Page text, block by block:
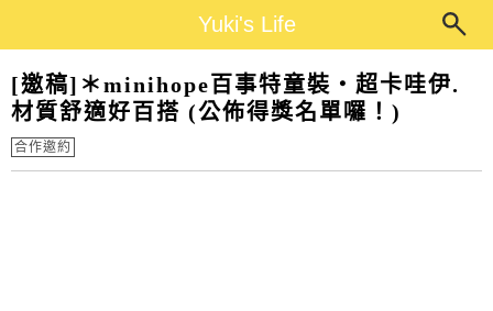
Yuki's Life
[邀稿]＊minihope百事特童裝‧超卡哇伊.
材質舒適好百搭 (公佈得獎名單囉！)
合作邀約